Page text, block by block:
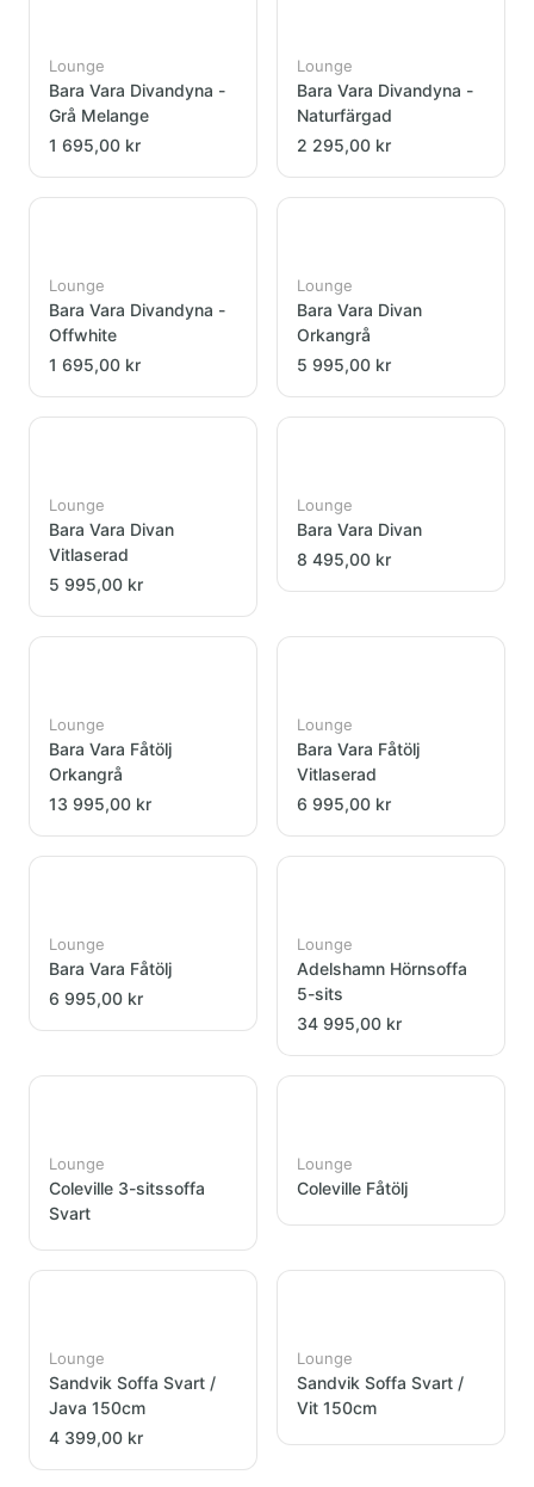
Lounge
Bara Vara Divandyna -
Grå Melange
1 695,00 kr
Lounge
Bara Vara Divandyna -
Naturfärgad
2 295,00 kr
Lounge
Bara Vara Divandyna -
Offwhite
1 695,00 kr
Lounge
Bara Vara Divan
Orkangrå
5 995,00 kr
Lounge
Bara Vara Divan
Vitlaserad
5 995,00 kr
Lounge
Bara Vara Divan
8 495,00 kr
Lounge
Bara Vara Fåtölj
Orkangrå
13 995,00 kr
Lounge
Bara Vara Fåtölj
Vitlaserad
6 995,00 kr
Lounge
Bara Vara Fåtölj
6 995,00 kr
Lounge
Adelshamn Hörnsoffa
5-sits
34 995,00 kr
Lounge
Coleville 3-sitssoffa
Svart
Lounge
Coleville Fåtölj
Lounge
Sandvik Soffa Svart /
Java 150cm
4 399,00 kr
Lounge
Sandvik Soffa Svart /
Vit 150cm